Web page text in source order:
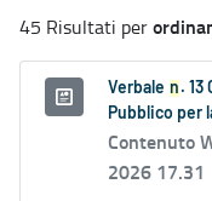
45 Risultati per
Verbale n .
Pubblico per
Contenuto
2026 17.31